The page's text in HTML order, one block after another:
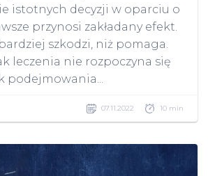
istotnych decyzji w oparciu o
przynosi zakładany efekt.
szkodzi, niż pomaga.
leczenia nie rozpoczyna się
podejmowania...
07.11.2022 10 min